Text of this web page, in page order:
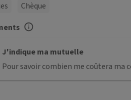
Chèque
J'indique ma mutuelle
Pour savoir combien me coûtera ma